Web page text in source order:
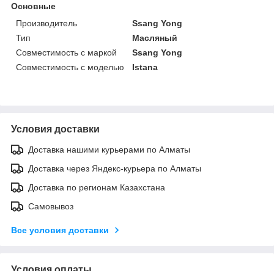
Основные
Производитель
Ssang Yong
Тип
Масляный
Совместимость с маркой
Ssang Yong
Совместимость с моделью
Istana
Условия доставки
Доставка нашими курьерами по Алматы
Доставка через Яндекс-курьера по Алматы
Доставка по регионам Казахстана
Самовывоз
Все условия доставки